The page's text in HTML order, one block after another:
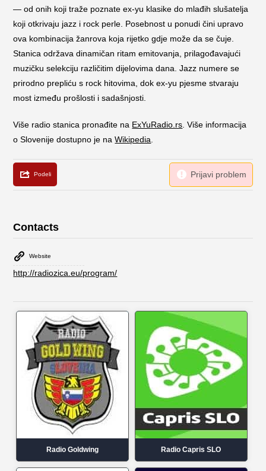
— od onih koji traže poznate ex-yu klasike do mlađih slušatelja
koji otkrivaju jazz i rock perle. Posebnost u ponudi čini upravo
ova kombinacija žanrova koja rijetko gdje može da se čuje.
Stanica održava dinamičan ritam emitovanja, prilagođavajući
muzičku selekciju različitim dijelovima dana. Jazz numere se
prirodno prepliću s rock hitovima, dok ex-yu pjesme stvaraju
most između prošlosti i sadašnjosti.
Više radio stanica pronađite na ExYuRadio.rs . Više informacija
o Slovenije dostupno je naWikipedia
Contacts
Website
http://radiozica.eu/program/
Radio Goldwing Radio Capris SLO